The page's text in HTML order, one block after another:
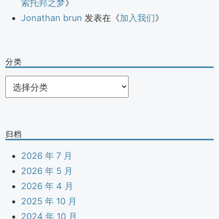
索托邦之梦》
Jonathan brun 发表在《加入我们》
分类
分
类
归档
2026 年 7 月
2026 年 5 月
2026 年 4 月
2025 年 10 月
2024 年 10 月